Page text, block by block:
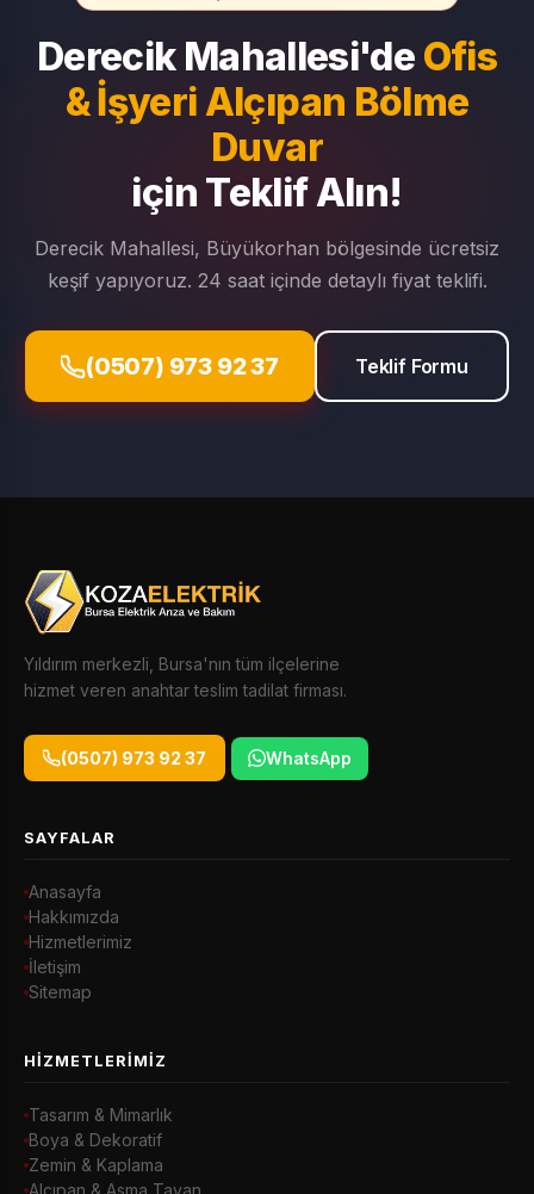
Derecik Mahallesi'de Ofis
& İşyeri Alçıpan Bölme
Duvar
için Teklif Alın!
Derecik Mahallesi, Büyükorhan bölgesinde ücretsiz
keşif yapıyoruz. 24 saat içinde detaylı fiyat teklifi.
(0507) 973 92 37 Teklif Formu
Yıldırım merkezli, Bursa'nın tüm ilçelerine
hizmet veren anahtar teslim tadilat firması.
(0507) 973 92 37 WhatsApp
SAYFALAR
Anasayfa
Hakkımızda
Hizmetlerimiz
İletişim
Sitemap
HIZMETLERIMIZ
Tasarım & Mimarlık
Boya & Dekoratif
Zemin & Kaplama